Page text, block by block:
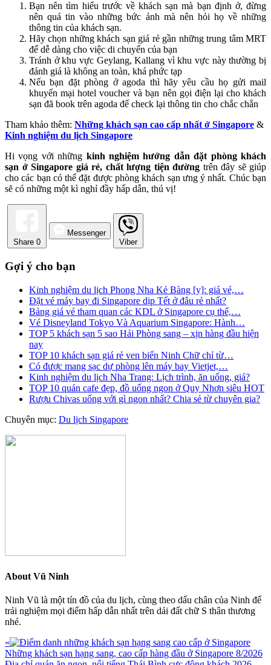
Bạn nên tìm hiểu trước về khách sạn mà bạn định ở, đừng
nên quá tin vào những bức ảnh mà nên hỏi họ về những
thông tin của khách sạn.
Hãy chọn những khách sạn giá rẻ gần những trung tâm MRT
để dễ dàng cho việc di chuyển của bạn
Tránh ở khu vực Geylang, Kallang vì khu vực này thường bị
đánh giá là không an toàn, khá phức tạp
Nếu bạn đặt phòng ở agoda thì hãy yêu cầu họ gửi mail
khuyến mại hotel voucher và bạn nên gọi điện lại cho khách
sạn đã book trên agoda để check lại thông tin cho chắc chắn
Tham khảo thêm: Những khách sạn cao cấp nhất ở Singapore &
Kinh nghiệm du lịch Singapore
Hi vọng với những kinh nghiệm hướng dẫn đặt phòng khách
sạn ở Singapore giá rẻ, chất lượng tiện đường trên đây sẽ giúp
cho các bạn có thể đặt được phòng khách sạn ưng ý nhất. Chúc bạn
sẽ có những một kì nghỉ đầy hấp dẫn, thú vị!
Share 0
Messenger
Viber
Gợi ý cho bạn
Kinh nghiệm du lịch Phong Nha Kẻ Bàng [y]: giá vé,…
Đặt vé máy bay đi Singapore dịp Tết ở đâu rẻ nhất?
Bảng giá vé tham quan các KDL ở Singapore cụ thể,…
Vé Disneyland Tokyo Và Aquarium Singapore: Hành…
TOP 5 khách sạn 5 sao Hải Phòng sang – xịn hàng đầu hiện
nay
TOP 10 khách sạn giá rẻ ven biển Ninh Chữ chỉ từ…
Có được mang sạc dự phòng lên máy bay Vietjet,…
Kinh nghiệm du lịch Nha Trang: Lịch trình, ăn uống, giá?
TOP 10 quán cafe đẹp, đồ uống ngon ở Quy Nhơn siêu HOT
Rượu Chivas uống với gì ngon nhất? Chia sẻ từ chuyên gia?
Chuyên mục: Du lịch Singapore
About Vũ Ninh
Ninh Vũ là một tín đồ của du lịch, cùng theo dấu chân của Ninh để
trải nghiệm mọi điểm hấp dẫn nhất trên dải đất chữ S thân thương
nhé.
Previous
Post:
«
Những khách sạn hạng sang, cao cấp hàng đầu ở Singapore 8/2026